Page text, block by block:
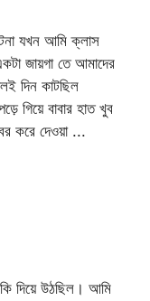
যখন আমি ক্লাস
জায়গা তে আমাদের
দিন কাটছিল
গিয়ে বাবার হাত খুব
করে দেওয়া ...
দিয়ে উঠছিল। আমি